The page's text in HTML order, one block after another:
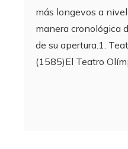
más longevos a
manera cronológica
de su apertura.1.
(1585)El Teatro